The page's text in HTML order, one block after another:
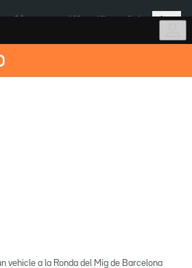
Més
vehicle a la Ronda del Mig de Barcelona